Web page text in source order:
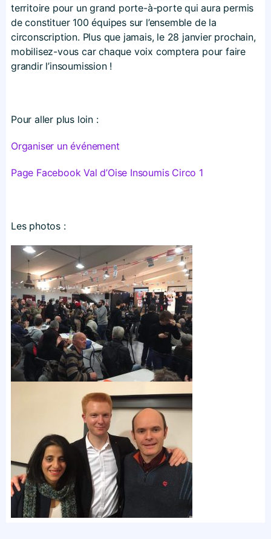
territoire pour un grand porte-à-porte qui aura permis
de constituer 100 équipes sur l’ensemble de la
circonscription. Plus que jamais, le 28 janvier prochain,
mobilisez-vous car chaque voix comptera pour faire
grandir l’insoumission !
Pour aller plus loin :
Organiser un événement
Page Facebook Val d’Oise Insoumis Circo 1
Les photos :